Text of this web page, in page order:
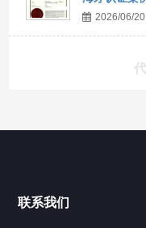
2026/06/20
联系我们